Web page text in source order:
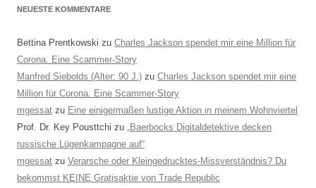
NEUESTE KOMMENTARE
Bettina Prentkowski zu Charles Jackson spendet mir eine Million für
Corona. Eine Scammer-Story
Manfred Siebolds (Alter: 90 J.) zu Charles Jackson spendet mir eine
Million für Corona. Eine Scammer-Story
mgessat zu Eine einigermaßen lustige Aktion in meinem Wohnviertel
Prof. Dr. Key Pousttchi zu „Baerbocks Digitaldetektive decken
russische Lügenkampagne auf“
mgessat zu Verarsche oder Kleingedrucktes-Missverständnis? Du
bekommst KEINE Gratisaktie von Trade Republic